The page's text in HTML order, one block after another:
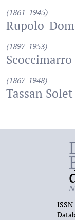
(1861-1945)
Rupolo
(1897-1953)
Scoccimarro
(1867-1948)
Tassan Solet
ISSN